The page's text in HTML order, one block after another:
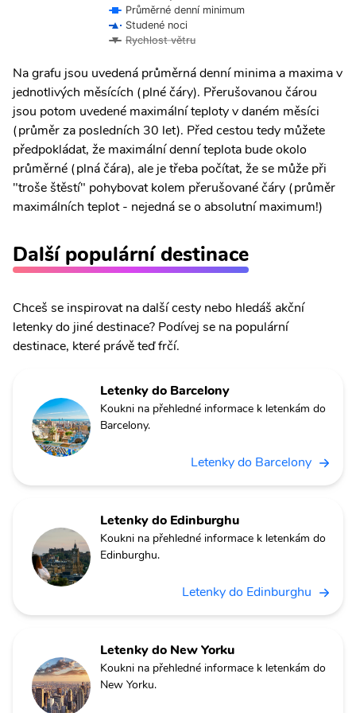
Průměrné denní minimum
Studené noci
Rychlost větru
Na grafu jsou uvedená průměrná denní minima a maxima v
jednotlivých měsících (plné čáry). Přerušovanou čárou
jsou potom uvedené maximální teploty v daném měsíci
(průměr za posledních 30 let). Před cestou tedy můžete
předpokládat, že maximální denní teplota bude okolo
průměrné (plná čára), ale je třeba počítat, že se může při
"troše štěstí" pohybovat kolem přerušované čáry (průměr
maximálních teplot - nejedná se o absolutní maximum!)
Další populární destinace
Chceš se inspirovat na další cesty nebo hledáš akční
letenky do jiné destinace? Podívej se na populární
destinace, které právě teď frčí.
Letenky do Barcelony
Koukni na přehledné informace k letenkám do
Barcelony.
Letenky do Barcelony
Letenky do Edinburghu
Koukni na přehledné informace k letenkám do
Edinburghu.
Letenky do Edinburghu
Letenky do New Yorku
Koukni na přehledné informace k letenkám do
New Yorku.